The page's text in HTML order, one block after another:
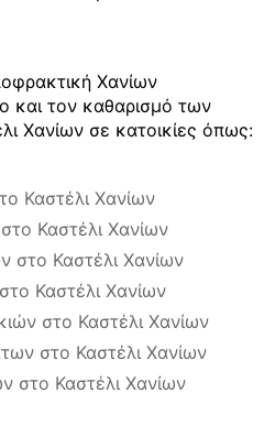
Χανίων
και τον καθαρισμό των
Χανίων σε κατοικίες όπως:
Καστέλι Χανίων
Καστέλι Χανίων
στο Καστέλι Χανίων
Καστέλι Χανίων
στο Καστέλι Χανίων
στο Καστέλι Χανίων
στο Καστέλι Χανίων